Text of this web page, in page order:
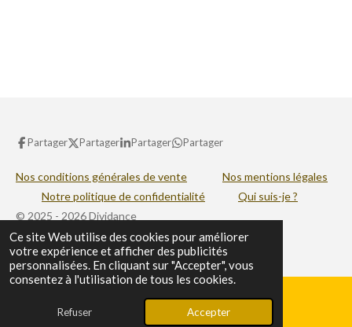
Ce site Web utilise des cookies pour améliorer
votre expérience et afficher des publicités
personnalisées. En cliquant sur "Accepter", vous
consentez à l'utilisation de tous les cookies.
Refuser Accepter
Partager Partager Partager Partager
Nos conditions générales de vente
Nos mentions légales
Notre politique de confidentialité
Qui suis-je ?
© 2025 - 2026 Dividance
Propulsé parWebador
E-mail